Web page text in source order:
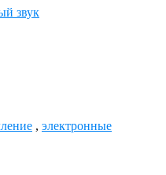
звук
, электронные